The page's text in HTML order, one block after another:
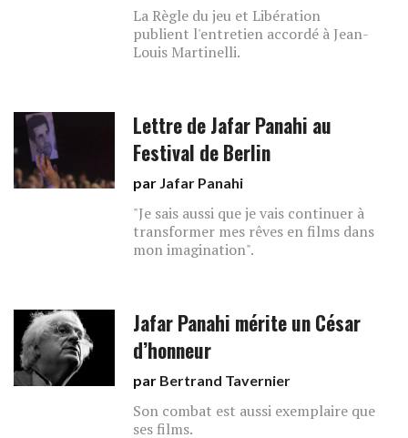
La Règle du jeu et Libération
publient l'entretien accordé à Jean-
Louis Martinelli.
Lettre de Jafar Panahi au
Festival de Berlin
par Jafar Panahi
"Je sais aussi que je vais continuer à
transformer mes rêves en films dans
mon imagination".
Jafar Panahi mérite un César
d’honneur
par Bertrand Tavernier
Son combat est aussi exemplaire que
ses films.